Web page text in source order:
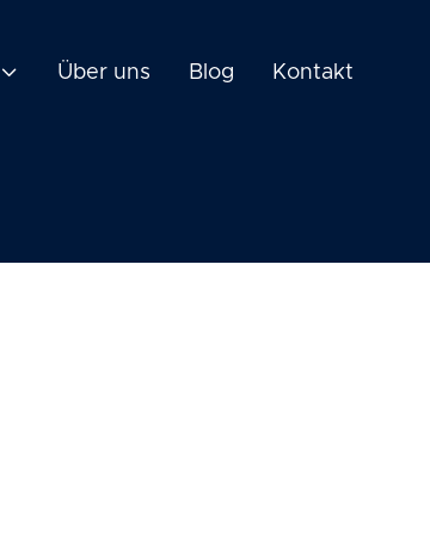
 Über uns Blog Kontakt